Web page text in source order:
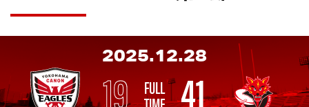
2025.12.28
19 FULL 41